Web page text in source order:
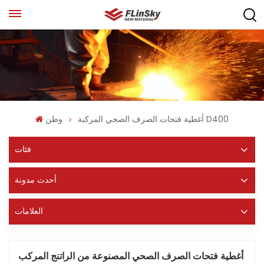
وطن أغطية فتحات الصرف الصحي المركبة D400
فئات
أحدث مدونة
العلامات
أغطية فتحات الصرف الصحي المصنوعة من الراتنج المركب